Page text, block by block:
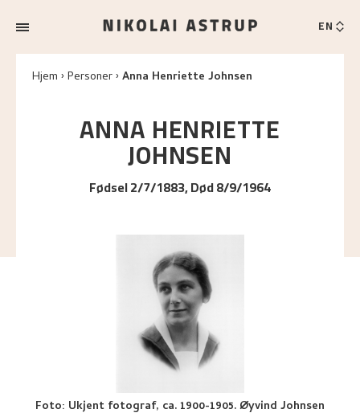
EN
Hjem Personer Anna Henriette Johnsen
ANNA HENRIETTE
JOHNSEN
Fødsel 2/7/1883, Død 8/9/1964
Foto: Ukjent fotograf, ca. 1900-1905. Øyvind Johnsen